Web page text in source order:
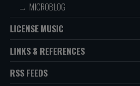
MICROBLOG
LICENSE MUSIC
LINKS & REFERENCES
RSS FEEDS